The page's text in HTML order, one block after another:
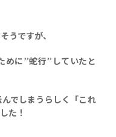
うですが、
めに”蛇行”していたと
でしまうらしく「これ
た！